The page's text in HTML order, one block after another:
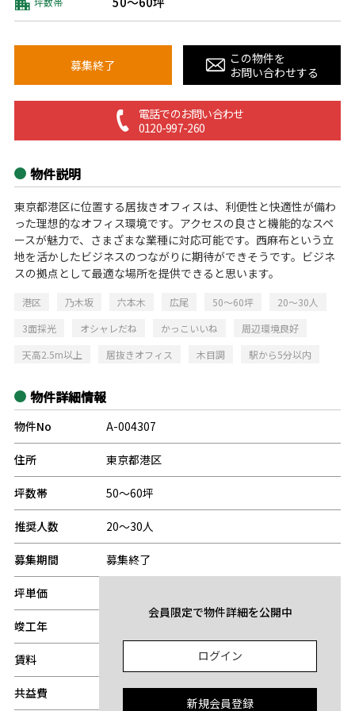
募集終了
この物件を
お問い合わせする
電話でのお問い合わせ
0120-997-260
物件説明
東京都港区に位置する居抜きオフィスは、利便性と快適性が備わ
った理想的なオフィス環境です。アクセスの良さと機能的なスペ
ースが魅力で、さまざまな業種に対応可能です。西麻布という立
地を活かしたビジネスのつながりに期待ができそうです。ビジネ
スの拠点として最適な場所を提供できると思います。
港区 乃木坂 六本木 広尾 50～60坪
20～30人
3面採光
オシャレだね かっこいいね
周辺環境良好
天高2.5m以上
居抜きオフィス 木目調 駅から5分以内
物件詳細情報
物件No A-004307
住所 東京都港区
坪数帯 50～60坪
推奨人数 20～30人
募集期間 募集終了
坪単価
竣工年
賃料
共益費
会員限定で物件詳細を公開中
ログイン
新規会員登録